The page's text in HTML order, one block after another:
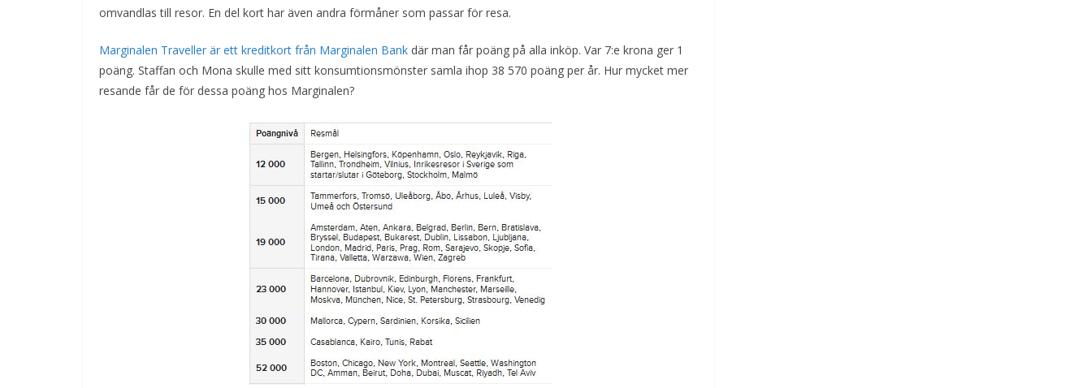
omvandlas till resor. En del kort har även andra förmåner som passar för resa.
Marginalen Traveller är ett kreditkort från Marginalen Bank där man får poäng på alla inköp. Var 7:e krona ger 1
poäng. Staffan och Mona skulle med sitt konsumtionsmönster samla ihop 38 570 poäng per år. Hur mycket mer
resande får de för dessa poäng hos Marginalen?